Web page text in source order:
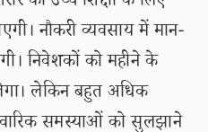
नौकरी व्यवसाय में मान-
निवेशकों को महीने के
लेकिन बहुत अधिक
समस्याओं को सुलझाने